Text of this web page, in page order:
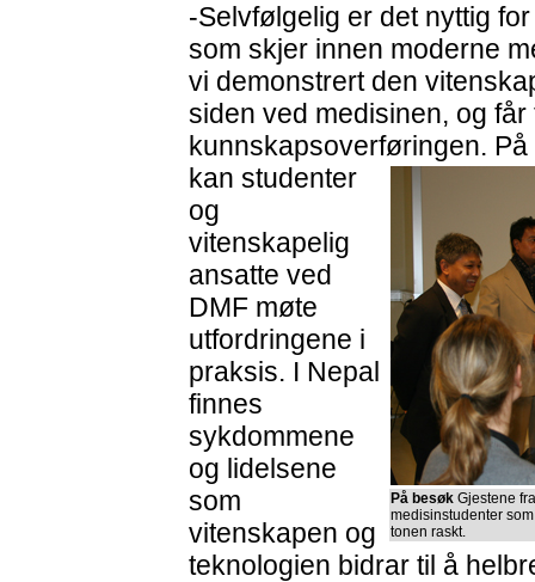
-Selvfølgelig er det nyttig
som skjer innen moderne
vi demonstrert den
siden ved medisinen, og får
kunnskapsoverføringen.
På besøk Gjestene
medisinstudenter
tonen raskt.
kan studenter
og
vitenskapelig
ansatte ved
DMF møte
utfordringene i
praksis. I Nepal
finnes
sykdommene
og lidelsene
som
vitenskapen og
teknologien bidrar til å